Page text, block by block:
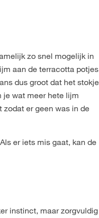
zo snel mogelijk in
aan de terracotta potjes
dus groot dat het stokje
je wat meer hete lijm
er geen was in de
er iets mis gaat, kan de
instinct, maar zorgvuldig